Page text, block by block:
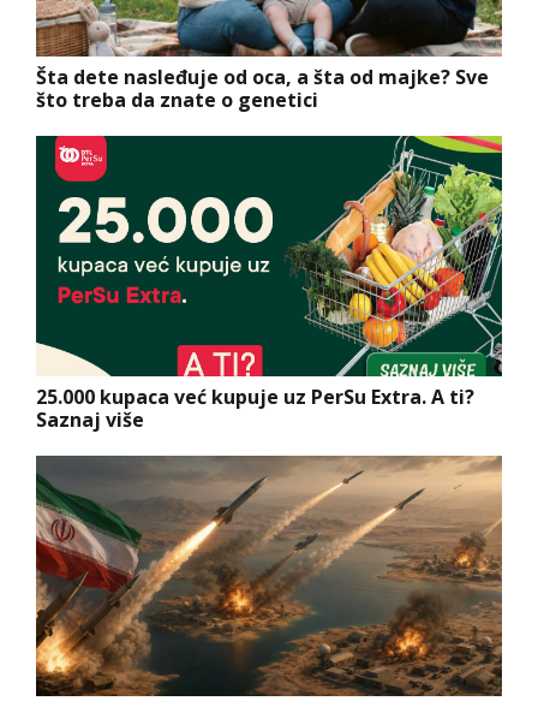
Šta dete nasleđuje od oca, a šta od majke? Sve
što treba da znate o genetici
25.000 kupaca već kupuje uz PerSu Extra. A ti?
Saznaj više